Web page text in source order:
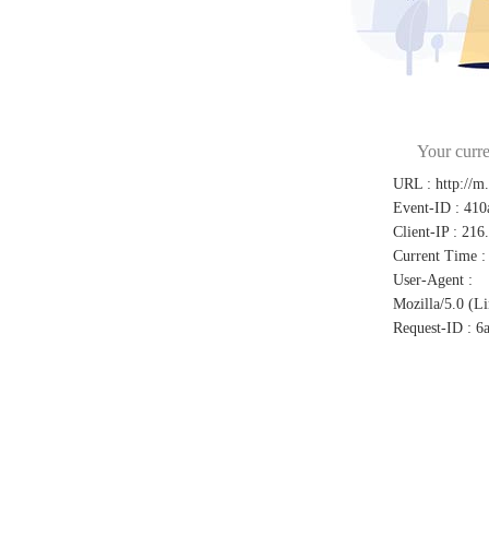
Your
URL : http://
Event-ID :
Client-IP :
Current Time :
User-Agent :
Mozilla/5.0
Request-ID :